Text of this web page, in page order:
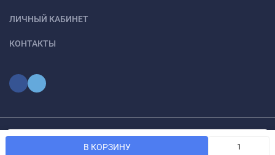
В КОРЗИНУ
ЛИЧНЫЙ КАБИНЕТ
КОНТАКТЫ